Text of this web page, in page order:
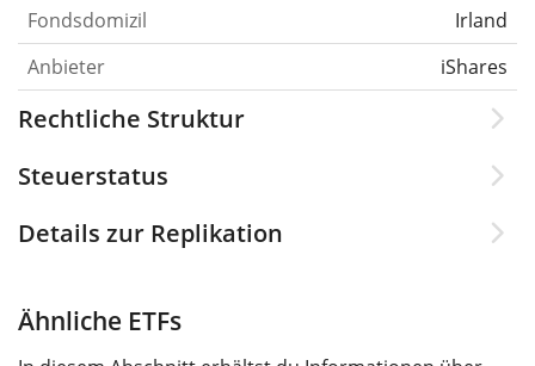
Fondsdomizil
Irland
Anbieter
iShares
Rechtliche Struktur
Steuerstatus
Details zur Replikation
Ähnliche ETFs